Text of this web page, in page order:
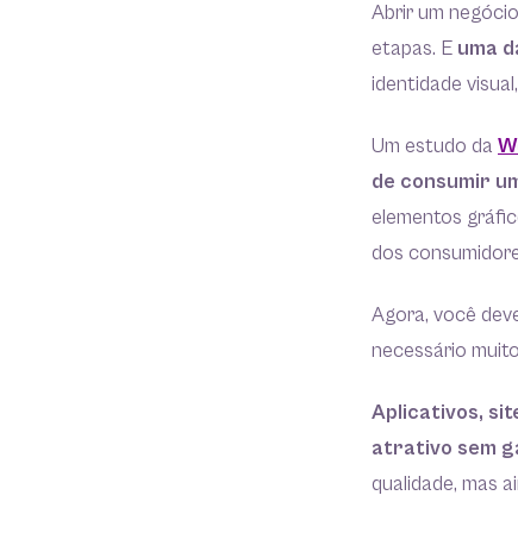
Abrir um
etapas. E uma
identidade
Um estudo da
de consumir
elementos
dos
Agora, você
necessário
Aplicativos,
atrativo sem
qualidade, mas